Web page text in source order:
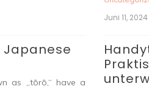
Japanese
as „tōrō,“ have a
Juni 11, 2024